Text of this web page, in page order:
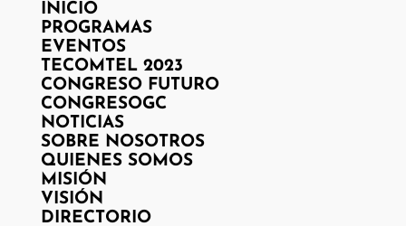
INICIO
PROGRAMAS
EVENTOS
TECOMTEL 2023
CONGRESO FUTURO
CONGRESOGC
NOTICIAS
SOBRE NOSOTROS
QUIENES SOMOS
MISIÓN
VISIÓN
DIRECTORIO